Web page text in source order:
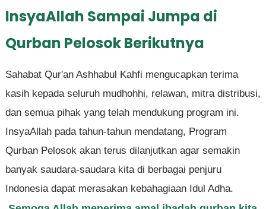
InsyaAllah Sampai Jumpa di
Qurban Pelosok Berikutnya
Sahabat Qur'an Ashhabul Kahfi mengucapkan terima
kasih kepada seluruh mudhohhi, relawan, mitra distribusi,
dan semua pihak yang telah mendukung program ini.
InsyaAllah pada tahun-tahun mendatang, Program
Qurban Pelosok akan terus dilanjutkan agar semakin
banyak saudara-saudara kita di berbagai penjuru
Indonesia dapat merasakan kebahagiaan Idul Adha.